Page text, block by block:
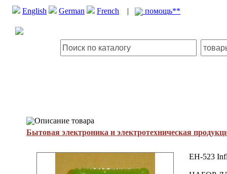
English German French | помощь**
Описание товара
Бытовая электроника и электротехническая
EH-523